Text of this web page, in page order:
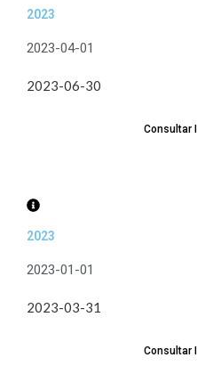
2023
2023-04-01
2023-06-30
Consultar
2023
2023-01-01
2023-03-31
Consultar